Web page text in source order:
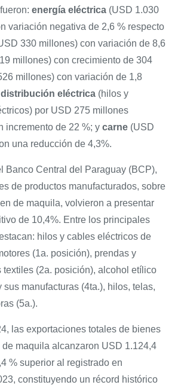
energía eléctrica (USD 1.030
variación negativa de 2,6 % respecto
330 millones) con variación de 8,6
millones) con crecimiento de 304
millones) con variación de 1,8
eléctrica (hilos y
por USD 275 millones
incremento de 22 %; y carne (USD
una reducción de 4,3%.
Banco Central del Paraguay (BCP),
de productos manufacturados, sobre
de maquila, volvieron a presentar
de 10,4%. Entre los principales
hilos y cables eléctricos de
(1a. posición), prendas y
textiles (2a. posición), alcohol etílico
sus manufacturas (4ta.), hilos, telas,
(5a.).
las exportaciones totales de bienes
de maquila alcanzaron USD 1.124,4
% superior al registrado en
constituyendo un récord histórico